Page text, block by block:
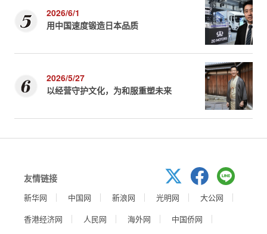
2026/6/1
用中国速度锻造日本品质
2026/5/27
以经营守护文化，为和服重塑未来
友情链接
新华网 中国网 新浪网 光明网
大公网
香港经济网
人民网 海外网
中国侨网